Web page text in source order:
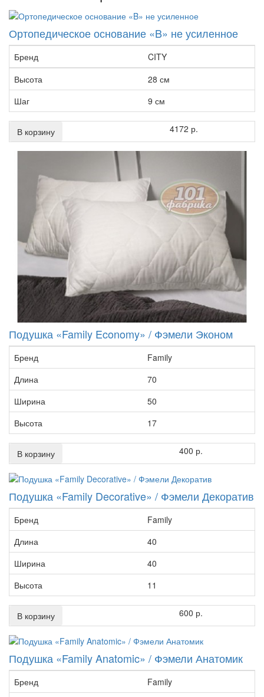
Ортопедическое основание «B» не усиленное
Бренд
CITY
Высота
28 см
Шаг
9 см
В корзину 4172 р.
Подушка «Family Economy» / Фэмели Эконом
Бренд
Family
Длина
70
Ширина
50
Высота
17
В корзину 400 р.
Подушка «Family Decorative» / Фэмели Декоратив
Бренд
Family
Длина
40
Ширина
40
Высота
11
В корзину 600 р.
Подушка «Family Anatomic» / Фэмели Анатомик
Бренд
Family